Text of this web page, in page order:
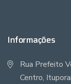
Informações
Rua Prefeito
Centro,